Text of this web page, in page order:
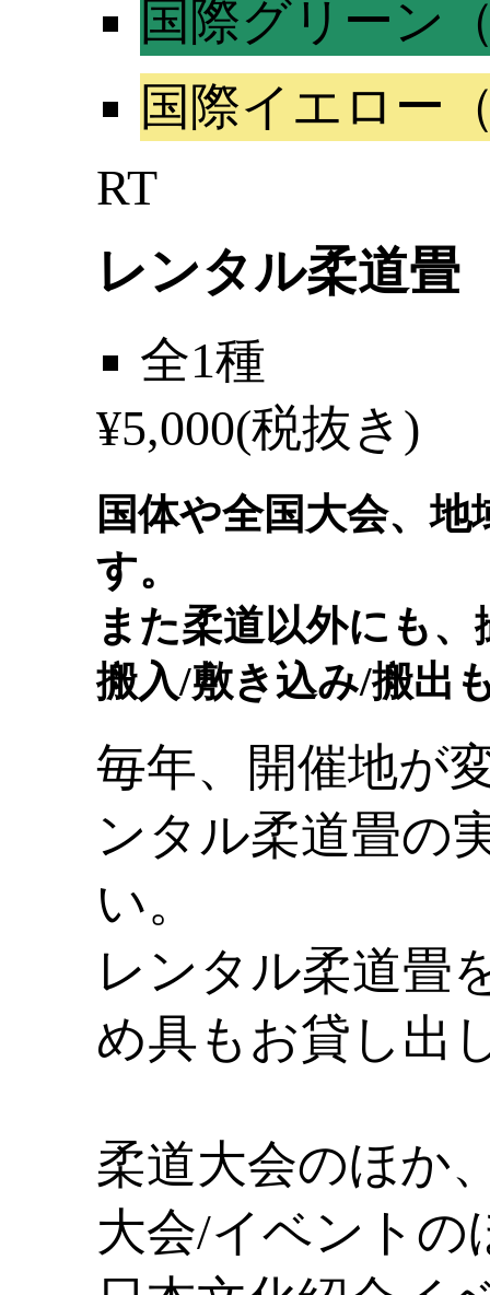
国際グリーン
国際イエロー
RT
レンタル柔道畳
全1種
¥5,000(税抜き)
国体や全国大会、
す。
また柔道以外にも
搬入/敷き込み/搬出
毎年、開催地が
ンタル柔道畳の
い。
レンタル柔道畳
め具もお貸し出
柔道大会のほか
大会/イベントの